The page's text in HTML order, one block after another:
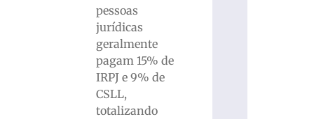
pessoas
jurídicas
geralmente
pagam 15% de
IRPJ e 9% de
CSLL,
totalizando